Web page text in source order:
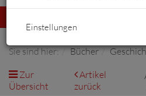
umschalten
Sie sind hier: Bücher
Zur
Übersicht
Artikel
zurück
Einstellungen